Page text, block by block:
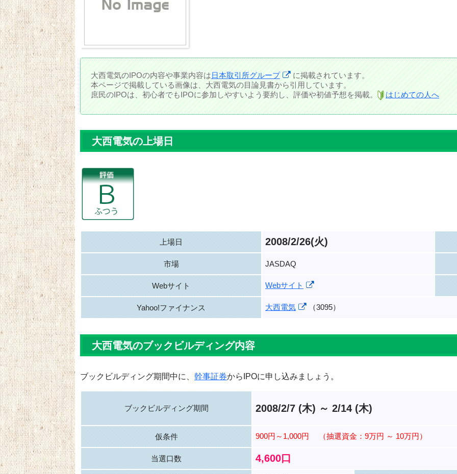
大西電気のIPOの内容や事業内容は日本取引所グループ
に掲載されています。
本ページで掲載している画像は、大西電気の目論見書から引用しています。
庶民のIPOは、初心者でもIPOに参加しやすいよう要約し、評価や初値予想を掲載。
はじめての人へ
大西電気の上場日
上場日 2008/2/26(火)
市場 JASDAQ
Webサイト Webサイト
Yahoo!ファイナンス 大西電気 （3095）
大西電気のブックビルディング内容
ブックビルディング期間中に、 幹事証券からIPOに申し込みましょう。
ブックビルディング期間 2008/2/7 (木) ～ 2/14 (木)
仮条件 900円～1,000円 （抽選資金：9万円 ～ 10万円）
当選口数 4,600口